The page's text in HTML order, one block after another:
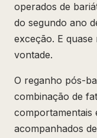
operados de
do segundo ano
exceção. E
vontade.
O reganho pós-
combinação de
comportamentais
acompanhados